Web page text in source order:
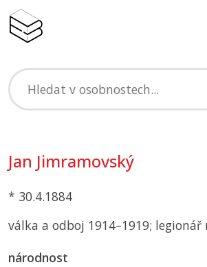
Jan Jimramovský
* 30.4.1884
válka a odboj 1914–1919; legionář
národnost